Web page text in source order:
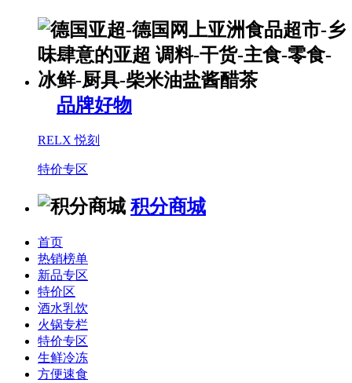
品牌好物
RELX 悦刻
特价专区
积分商城
首页
热销榜单
新品专区
特价区
酒水乳饮
火锅专栏
特价专区
生鲜冷冻
方便速食